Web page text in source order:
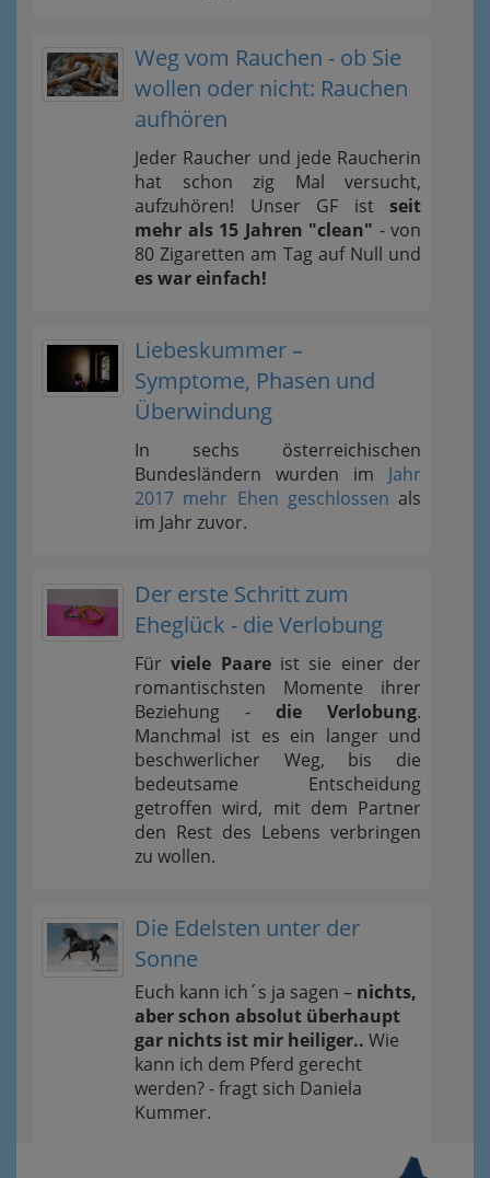
Weg vom Rauchen - ob Sie
wollen oder nicht: Rauchen
aufhören
Jeder Raucher und jede Raucherin
hat schon zig Mal versucht,
aufzuhören! Unser GF ist seit
mehr als 15 Jahren "clean" - von
80 Zigaretten am Tag auf Null und
es war einfach!
Liebeskummer –
Symptome, Phasen und
Überwindung
In sechs österreichischen
Bundesländern wurden im Jahr
2017 mehr Ehen geschlossen als
im Jahr zuvor.
Der erste Schritt zum
Eheglück - die Verlobung
Fürviele Paareist sie einer der
romantischsten Momente ihrer
Beziehung - die Verlobung.
Manchmal ist es ein langer und
beschwerlicher Weg, bis die
bedeutsame Entscheidung
getroffen wird, mit dem Partner
den Rest des Lebens verbringen
zu wollen.
Die Edelsten unter der
Sonne
Euch kann ich´s ja sagen – nichts,
aber schon absolut überhaupt
gar nichts ist mir heiliger.. Wie
kann ich dem Pferd gerecht
werden? - fragt sich Daniela
Kummer.